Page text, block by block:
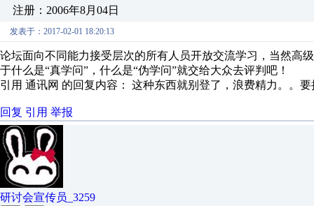
注册：2006年8月04日
发表于：2017-02-01 18:20:13
论坛面向不同能力接受层次的所有人员开放交流学习，当然高
于什么是“真学问”，什么是“伪学问”就交给大众去评判吧！
引用 通讯网 的回复内容： 这种东西就别登了，浪费精力。。
回复 引用 举报
研讨会宣传员_3259